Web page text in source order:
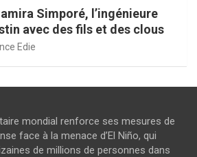
Simporé, l’ingénieure
avec des fils et des clous
Edie
mondial renforce ses mesures de
face à la menace d’El Niño, qui
de millions de personnes dans